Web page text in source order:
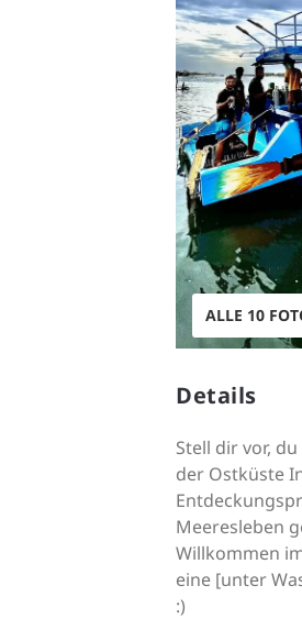
ALLE 10
Details
Stell dir vor,
der Ostküste
Meeresleben
Willkommen
eine [unter
:)